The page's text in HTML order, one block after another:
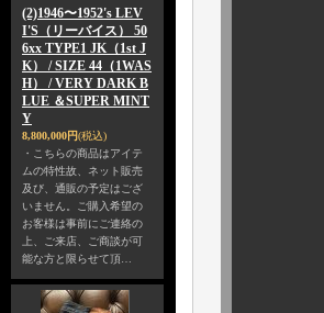
(2)1946〜1952's LEV
I'S（リーバイス） 50
6xx TYPE1 JK（1st J
K） / SIZE 44（1WAS
H） / VERY DARK B
LUE ＆SUPER MINT
Y
8,800,000円(税込)
・こちらの商品はアイテ
ムの特性故、ネット販売
及び、通販の予定はござ
いません。ご購入希望の
お客様は事前にご連絡の
上、ご来店、ご商談が可
能な方と限らせて頂…